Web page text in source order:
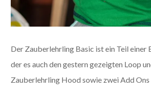
Der Zauberlehrling Basic ist ein Teil einer
der es auch den gestern gezeigten Loop
Zauberlehrling Hood sowie zwei Add